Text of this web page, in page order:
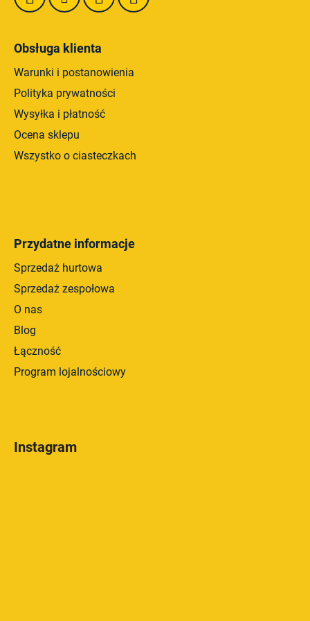
Obsługa klienta
Warunki i postanowienia
Polityka prywatności
Wysyłka i płatność
Ocena sklepu
Wszystko o ciasteczkach
Przydatne informacje
Sprzedaż hurtowa
Sprzedaż zespołowa
O nas
Blog
Łączność
Program lojalnościowy
Instagram